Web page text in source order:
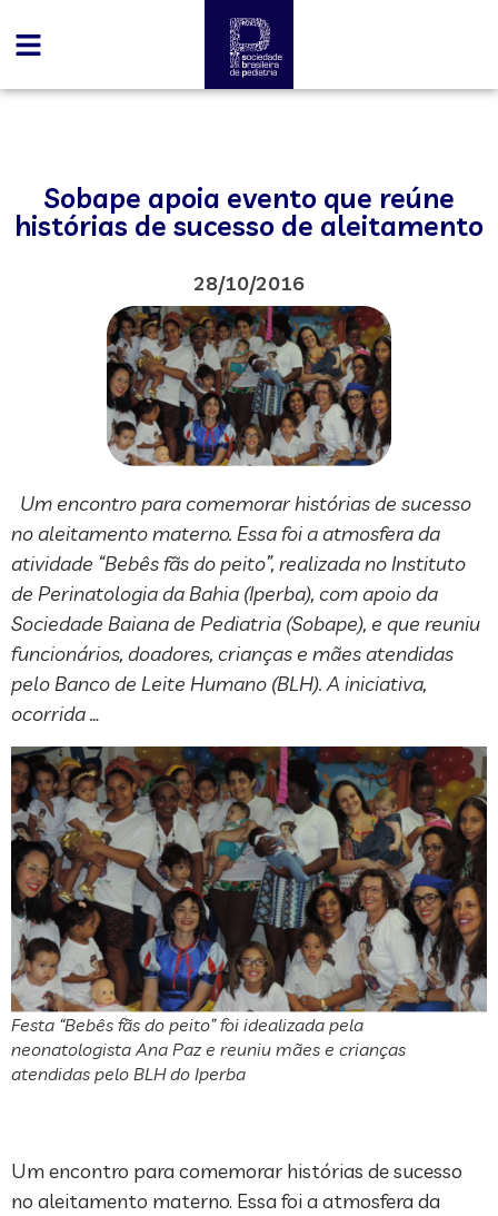
Sobape apoia evento que reúne
histórias de sucesso de aleitamento
28/10/2016
Um encontro para comemorar histórias de sucesso
no aleitamento materno. Essa foi a atmosfera da
atividade “Bebês fãs do peito”, realizada no Instituto
de Perinatologia da Bahia (Iperba), com apoio da
Sociedade Baiana de Pediatria (Sobape), e que reuniu
funcionários, doadores, crianças e mães atendidas
pelo Banco de Leite Humano (BLH). A iniciativa,
ocorrida …
Festa “Bebês fãs do peito” foi idealizada pela
neonatologista Ana Paz e reuniu mães e crianças
atendidas pelo BLH do Iperba
Um encontro para comemorar histórias de sucesso
no aleitamento materno. Essa foi a atmosfera da